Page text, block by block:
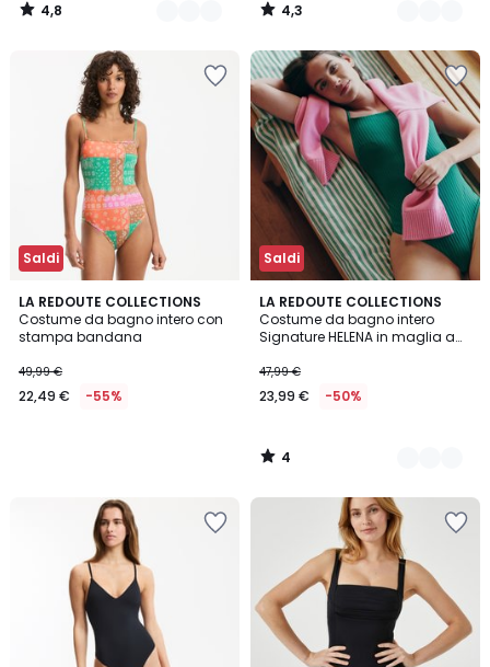
4,8
/
4,3
/
Saldi
LA REDOUTE COLLECTIONS
Costume da bagno intero con
stampa bandana
49,99 €
22,49 € -55%
Saldi
LA REDOUTE COLLECTIONS
Costume da bagno intero
Signature HELENA in maglia a
47,99 €
23,99 € -50%
4
/
5
2
Colori
4
/